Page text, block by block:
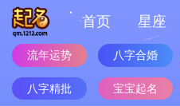
首页 星座
流年运势 八字合婚
八字精批 宝宝起名